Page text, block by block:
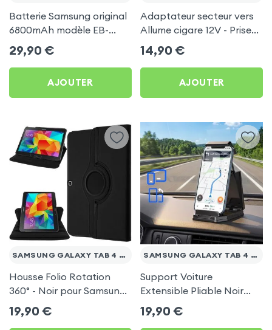
Batterie Samsung original
6800mAh modèle EB-
BT530FBE pour Samsung
Galaxy Tab 4 10.1 T530
29,90 €
AJOUTER
Adaptateur secteur vers
Allume cigare 12V - Prise
220V Noir
14,90 €
AJOUTER
SAMSUNG GALAXY TAB 4 10.1 T530
Housse Folio Rotation
360° - Noir pour Samsung
Galaxy Tab 4 10.1 T530
19,90 €
SAMSUNG GALAXY TAB 4 10.1 T530
Support Voiture
Extensible Pliable Noir
Carbone pour Samsung
Galaxy Tab 4 10.1 T530
19,90 €